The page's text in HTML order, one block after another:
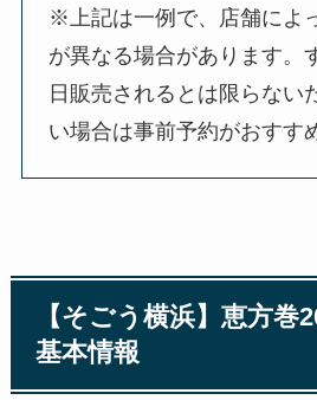
※上記は一例で、店舗によ
が異なる場合があります。
日販売されるとは限らない
い場合は事前予約がおすす
【そごう横浜】恵方巻
基本情報